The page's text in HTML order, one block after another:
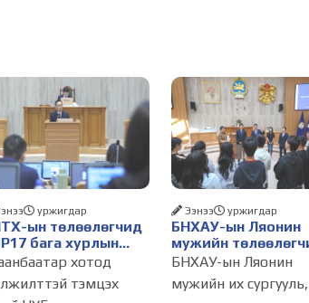
ын төлөөлөгчид
бага хурлын
ажлын талаар
сонслоо
уржигдар
хотод
тэмцэх
БНХАУ-ын Ляонин
мужийн
НИТХ-ын үйл
ажиллагаатай
танилцлаа
Ээнээ уржигдар
БНХАУ-ын Ляонин
мужийн их сургууль,